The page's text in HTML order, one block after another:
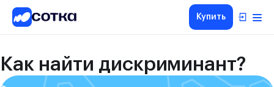
Купить
Как найти дискриминант?